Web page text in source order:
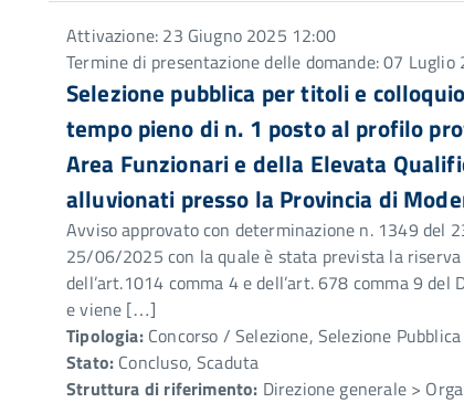
Attivazione: 23 Giugno 2025 12:00
Termine di presentazione delle domande: 07
Selezione pubblica per titoli e
tempo pieno di n. 1 posto al profilo
Area Funzionari e della Elevata
alluvionati presso la Provincia di
Avviso approvato con determinazione n. 1349
25/06/2025 con la quale è stata prevista la
dell’art.1014 comma 4 e dell’art. 678 comma 9
e viene […]
Tipologia:Concorso / Selezione, Selezione Pubblica
Stato: Concluso, Scaduta
Struttura di riferimento: Direzione generale >